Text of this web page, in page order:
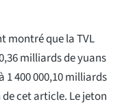
montré que la TVL
milliards de yuans
400 000,10 milliards
cet article. Le jeton